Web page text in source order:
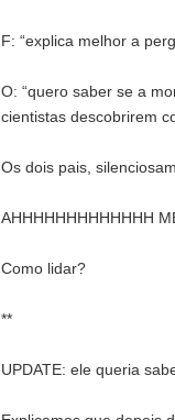
F: “explica melhor a
O: “quero saber se a
cientistas descobrirem
Os dois pais,
AHHHHHHHHHHHHH
Como lidar?
**
UPDATE: ele queria